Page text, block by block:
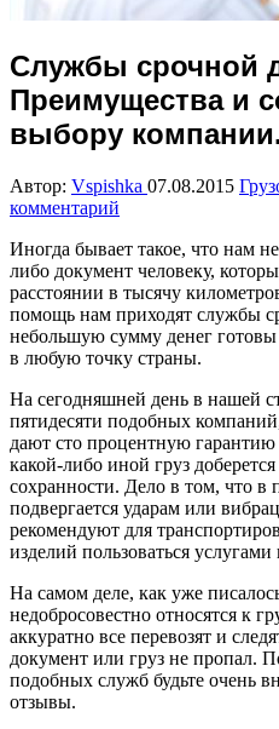
Службы срочной
Преимущества и
выбору компании.
Автор: Vspishka 07.08.2015
комментарий
Иногда бывает такое, что нам
либо документ человеку,
расстоянии в тысячу
помощь нам приходят службы
небольшую сумму денег
в любую точку страны.
На сегодняшней день в нашей
пятидесяти подобных
дают сто процентную
какой-либо иной груз
сохранности. Дело в том, что в
подвергается ударам или
рекомендуют для
изделий пользоваться
На самом деле, как уже
недобросовестно относятся к
аккуратно все перевозят и
документ или груз не пропал.
подобных служб будьте очень
отзывы.